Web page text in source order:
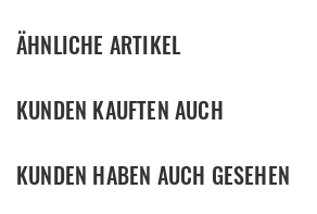
ÄHNLICHE ARTIKEL
KUNDEN KAUFTEN AUCH
KUNDEN HABEN AUCH GESEHEN